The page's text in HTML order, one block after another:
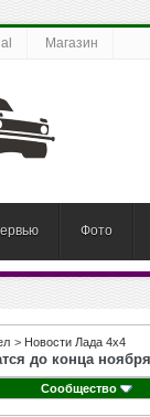
Магазин
Фото
> Новости Лада 4х4
до конца ноября
Сообщество